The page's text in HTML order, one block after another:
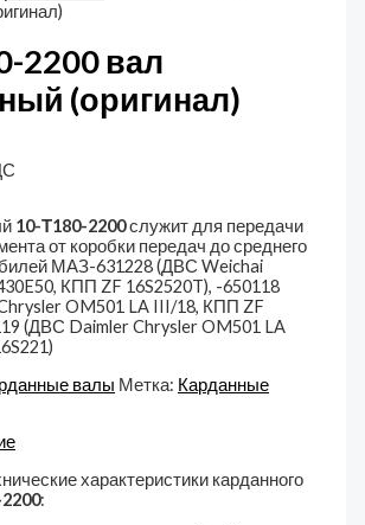
2200 вал
(оригинал)
10-Т180-2200служит для передачи
от коробки передач до среднего
МАЗ-631228 (ДВС Weichai
КПП ZF 16S2520T), -650118
OM501 LA III/18, КПП ZF
(ДВС Daimler Chrysler OM501 LA
валы Метка: Карданные
характеристики карданного
: